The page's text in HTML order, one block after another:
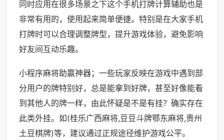
同时应用在很多场景之下这个手机打牌计算辅助也是
非常有用的，使用起来简单便捷。特别是在大家手机
打牌时可以合理调整牌型，提升游戏体验，避免影响
好友间互动乐趣。
小程序麻将助赢神器；一些玩家反映在游戏中遇到部
分用户的牌特别好，总是能拿到好牌，甚至好像能看
到其他人的牌一样，由此怀疑是不是有挂？确实存在
此类外挂。如(桂乐广西麻将,豆豆斗牌鄂东麻将,贵州
土豆棋牌)等，建议通过正规途径维护游戏公平。